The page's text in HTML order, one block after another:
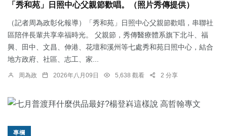
「秀和苑」日照中心父親節歡唱。（照片秀傳提供）
（記者周為政彰化報導）「秀和苑」日照中心父親節歡唱，串聯社
區陪伴長輩共享幸福時光。 父親節，秀傳醫療體系旗下北斗、福
興、田中、文昌、伸港、花壇和溪州等七處秀和苑日照中心，結合
地方政府、社區、志工、家...
周為政 2026年八月09日 5,638 觀看 2 分享
專欄